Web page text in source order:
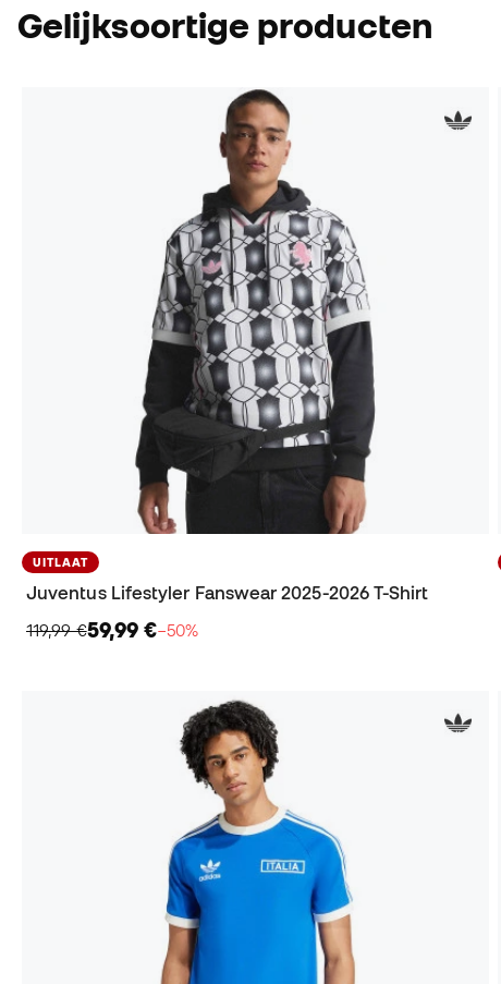
Gelijksoortige producten
UITLAAT
Juventus Lifestyler Fanswear 2025-2026 T-Shirt
119,99 €59,99 €−50%